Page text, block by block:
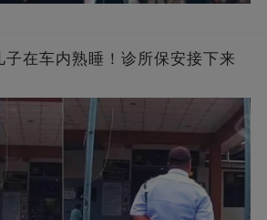
在车内熟睡！诊所保安接下来